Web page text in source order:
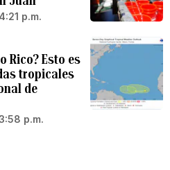
p.m.
Rico? Esto es
tropicales
de
p.m.